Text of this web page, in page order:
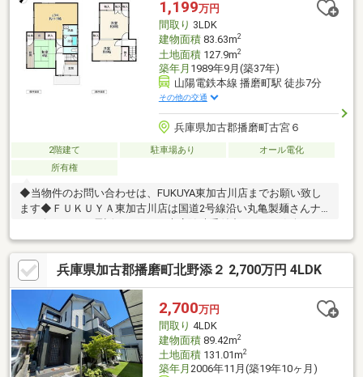
1,199万円
間取り 3LDK
建物面積83.63m2
土地面積127.9m2
築年月 1989年9月(築37年)
山陽電鉄本線 播磨町駅 徒歩7分
その他の交通
兵庫県加古郡播磨町古宮６
2階建て 駐車場あり
オール電化
所有権
◆当物件のお問い合わせは、FUKUYA東加古川店までお願い致し
ます◆ＦＵＫＵＹＡ東加古川店は国道2号線沿い丸亀製麺さんナ
来店お待ちしております。●駐車台数は車種による●司法書士は売
主指定
兵庫県加古郡播磨町北野添２ 2,700万円 4LDK
2,700万円
間取り 4LDK
建物面積89.42m2
土地面積131.01m2
築年月 2006年11月(築19年10ヶ月)